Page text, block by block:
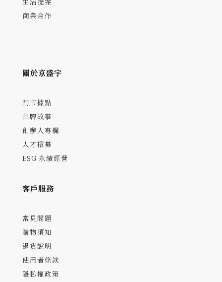
商業合作
關於京盛宇
門市據點
品牌故事
創辦人專欄
人才招募
ESG 永續經營
客戶服務
常見問題
購物須知
退貨說明
使用者條款
隱私權政策